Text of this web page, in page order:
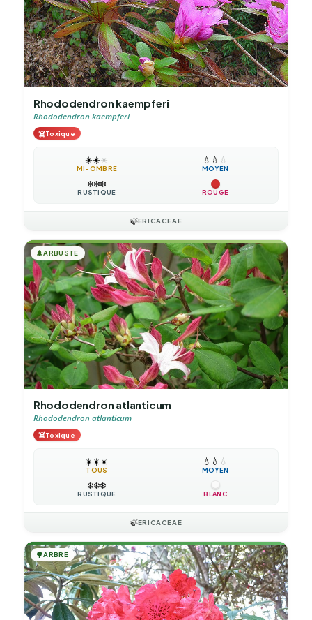
Rhododendron kaempferi
Rhododendron kaempferi
☠️Toxique
☀️☀️☀️
MI-OMBRE
💧 💧 💧
MOYEN
❄️❄️❄️
RUSTIQUE ROUGE
🍃ERICACEAE
🌲ARBUSTE
Rhododendron atlanticum
Rhododendron atlanticum
☠️Toxique
☀️☀️☀️
TOUS
💧 💧 💧
MOYEN
❄️❄️❄️
RUSTIQUE BLANC
🍃ERICACEAE
🌳ARBRE